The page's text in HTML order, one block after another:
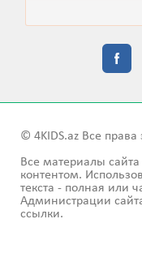
© 4KIDS.az Все
Все материалы
контентом.
текста - полная или
Администрации
ссылки.